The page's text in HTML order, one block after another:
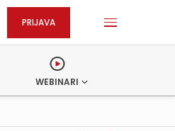
PRIJAVA
WEBINARI